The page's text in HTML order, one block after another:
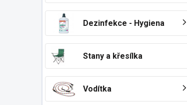
Dezinfekce - Hygiena
Stany a křesílka
Vodítka